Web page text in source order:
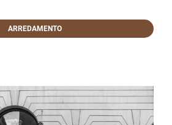
ARREDAMENTO